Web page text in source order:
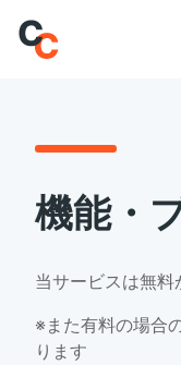
機能・
当サービスは無料
※また有料の場合
ります